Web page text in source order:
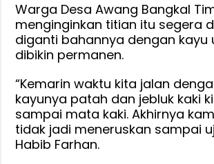
Warga Desa Awang Bangkal
menginginkan titian itu segera
diganti bahannya dengan kayu
dibikin permanen.
“Kemarin waktu kita jalan
kayunya patah dan jebluk kaki
sampai mata kaki. Akhirnya
tidak jadi meneruskan sampai
Habib Farhan.